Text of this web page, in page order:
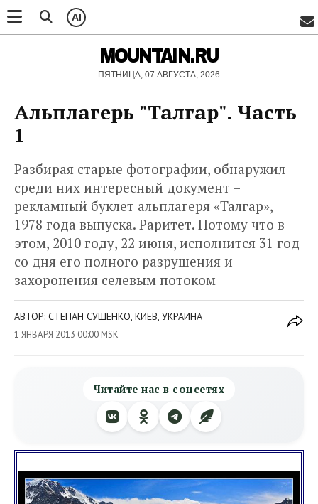
AI
MOUNTAIN.RU
ПЯТНИЦА, 07 АВГУСТА, 2026
Альплагерь "Талгар". Часть
1
Разбирая старые фотографии, обнаружил
среди них интересный документ –
рекламный буклет альплагеря «Талгар»,
1978 года выпуска. Раритет. Потому что в
этом, 2010 году, 22 июня, исполнится 31 год
со дня его полного разрушения и
захоронения селевым потоком
АВТОР: СТЕПАН СУЩЕНКО, КИЕВ, УКРАИНА
1 ЯНВАРЯ 2013 00:00 MSK
Читайте нас в соцсетях